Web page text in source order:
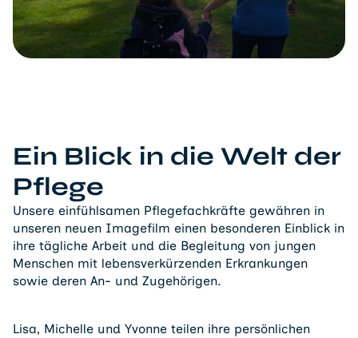
Ein Blick in die Welt der
Pflege
Unsere einfühlsamen Pflegefachkräfte gewähren in
unseren neuen Imagefilm einen besonderen Einblick in
ihre tägliche Arbeit und die Begleitung von jungen
Menschen mit lebensverkürzenden Erkrankungen
sowie deren An- und Zugehörigen.
Lisa, Michelle und Yvonne teilen ihre persönlichen